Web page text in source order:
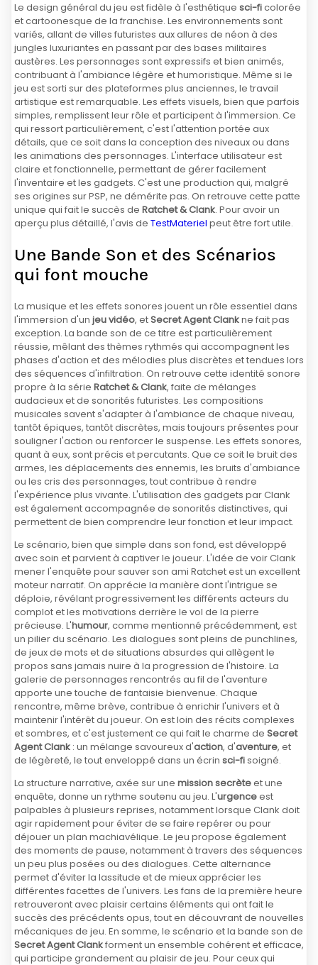
Le design général du jeu est fidèle à l'esthétique sci-ficolorée
et cartoonesque de la franchise. Les environnements sont
variés, allant de villes futuristes aux allures de néon à des
jungles luxuriantes en passant par des bases militaires
austères. Les personnages sont expressifs et bien animés,
contribuant à l'ambiance légère et humoristique. Même si le
jeu est sorti sur des plateformes plus anciennes, le travail
artistique est remarquable. Les effets visuels, bien que parfois
simples, remplissent leur rôle et participent à l'immersion. Ce
qui ressort particulièrement, c'est l'attention portée aux
détails, que ce soit dans la conception des niveaux ou dans
les animations des personnages. L'interface utilisateur est
claire et fonctionnelle, permettant de gérer facilement
l'inventaire et les gadgets. C'est une production qui, malgré
ses origines sur PSP, ne démérite pas. On retrouve cette patte
unique qui fait le succès de Ratchet & Clank. Pour avoir un
aperçu plus détaillé, l'avis de TestMateriel peut être fort utile.
Une Bande Son et des Scénarios
qui font mouche
La musique et les effets sonores jouent un rôle essentiel dans
l'immersion d'un jeu vidéo, etSecret Agent Clankne fait pas
exception. La bande son de ce titre est particulièrement
réussie, mêlant des thèmes rythmés qui accompagnent les
phases d'action et des mélodies plus discrètes et tendues lors
des séquences d'infiltration. On retrouve cette identité sonore
propre à la série Ratchet & Clank, faite de mélanges
audacieux et de sonorités futuristes. Les compositions
musicales savent s'adapter à l'ambiance de chaque niveau,
tantôt épiques, tantôt discrètes, mais toujours présentes pour
souligner l'action ou renforcer le suspense. Les effets sonores,
quant à eux, sont précis et percutants. Que ce soit le bruit des
armes, les déplacements des ennemis, les bruits d'ambiance
ou les cris des personnages, tout contribue à rendre
l'expérience plus vivante. L'utilisation des gadgets par Clank
est également accompagnée de sonorités distinctives, qui
permettent de bien comprendre leur fonction et leur impact.
Le scénario, bien que simple dans son fond, est développé
avec soin et parvient à captiver le joueur. L'idée de voir Clank
mener l'enquête pour sauver son ami Ratchet est un excellent
moteur narratif. On apprécie la manière dont l'intrigue se
déploie, révélant progressivement les différents acteurs du
complot et les motivations derrière le vol de la pierre
précieuse. L'humour, comme mentionné précédemment, est
un pilier du scénario. Les dialogues sont pleins de punchlines,
de jeux de mots et de situations absurdes qui allègent le
propos sans jamais nuire à la progression de l'histoire. La
galerie de personnages rencontrés au fil de l'aventure
apporte une touche de fantaisie bienvenue. Chaque
rencontre, même brève, contribue à enrichir l'univers et à
maintenir l'intérêt du joueur. On est loin des récits complexes
et sombres, et c'est justement ce qui fait le charme de Secret
Agent Clank : un mélange savoureux d'action, d'aventure, et
de légèreté, le tout enveloppé dans un écrin sci-fisoigné.
La structure narrative, axée sur une mission secrèteet une
enquête, donne un rythme soutenu au jeu. L'urgenceest
palpables à plusieurs reprises, notamment lorsque Clank doit
agir rapidement pour éviter de se faire repérer ou pour
déjouer un plan machiavélique. Le jeu propose également
des moments de pause, notamment à travers des séquences
un peu plus posées ou des dialogues. Cette alternance
permet d'éviter la lassitude et de mieux apprécier les
différentes facettes de l'univers. Les fans de la première heure
retrouveront avec plaisir certains éléments qui ont fait le
succès des précédents opus, tout en découvrant de nouvelles
mécaniques de jeu. En somme, le scénario et la bande son de
Secret Agent Clankforment un ensemble cohérent et efficace,
qui participe grandement au plaisir de jeu. Pour ceux qui